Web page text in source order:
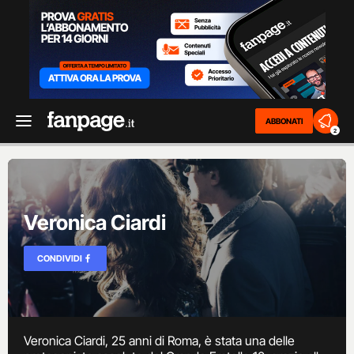
ABBONATI
2
Veronica Ciardi
CONDIVIDI
Veronica Ciardi, 25 anni di Roma, è stata una delle